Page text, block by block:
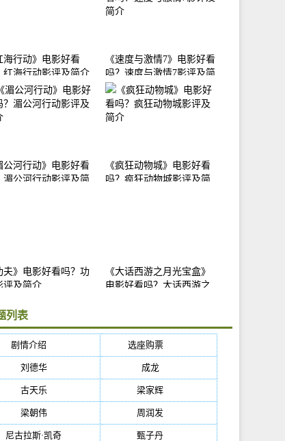
海行动》电影好看
红海行动影评及简介
《速度与激情7》电影好看
吗？速度与激情7影评及简
介
公河行动》电影好看
湄公河行动影评及简
《疯狂动物城》电影好看
吗？疯狂动物城影评及简
夫》电影好看吗？功
评及简介
《大话西游之月光宝盒》
电影好看吗？大话西游之
列表
剧情介绍 选座购票(5384)
刘德华(50) 成龙(46)
古天乐 梁家辉
梁朝伟(37) 周润发
尼古拉斯·凯奇 甄子丹